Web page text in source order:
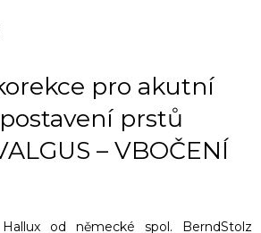
pro akutní
prstů
– VBOČENÍ
od německé spol. BerndStolz